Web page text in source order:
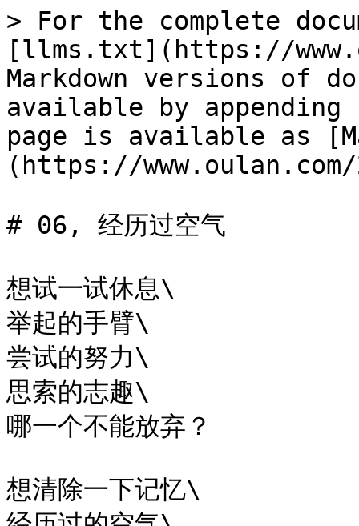
> For the complete
[llms.txt](https://
Markdown versions of
available by
page is available as
(https://
# 06, 经历过空气
想试一试休息\
举起的手臂\
尝试的努力\
思索的志趣\
哪一个不能放弃？
想清除一下记忆\